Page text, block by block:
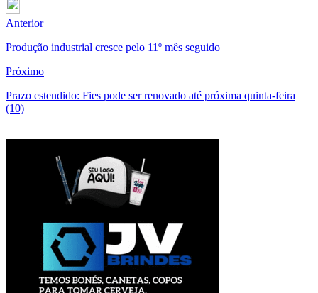
Anterior
Produção industrial cresce pelo 11º mês seguido
Próximo
Prazo estendido: Fies pode ser renovado até próxima quinta-feira
(10)